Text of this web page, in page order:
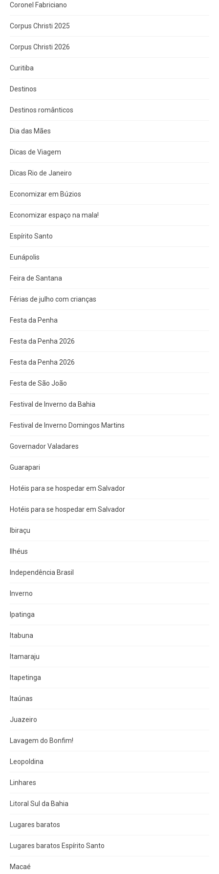
Coronel Fabriciano
Corpus Christi 2025
Corpus Christi 2026
Curitiba
Destinos
Destinos românticos
Dia das Mães
Dicas de Viagem
Dicas Rio de Janeiro
Economizar em Búzios
Economizar espaço na mala!
Espírito Santo
Eunápolis
Feira de Santana
Férias de julho com crianças
Festa da Penha
Festa da Penha 2026
Festa da Penha 2026
Festa de São João
Festival de Inverno da Bahia
Festival de Inverno Domingos Martins
Governador Valadares
Guarapari
Hotéis para se hospedar em Salvador
Hotéis para se hospedar em Salvador
Ibiraçu
Ilhéus
Independência Brasil
Inverno
Ipatinga
Itabuna
Itamaraju
Itapetinga
Itaúnas
Juazeiro
Lavagem do Bonfim!
Leopoldina
Linhares
Litoral Sul da Bahia
Lugares baratos
Lugares baratos Espírito Santo
Macaé